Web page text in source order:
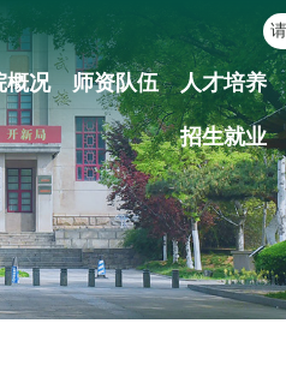
概况 师资队伍 人才培养
招生就业